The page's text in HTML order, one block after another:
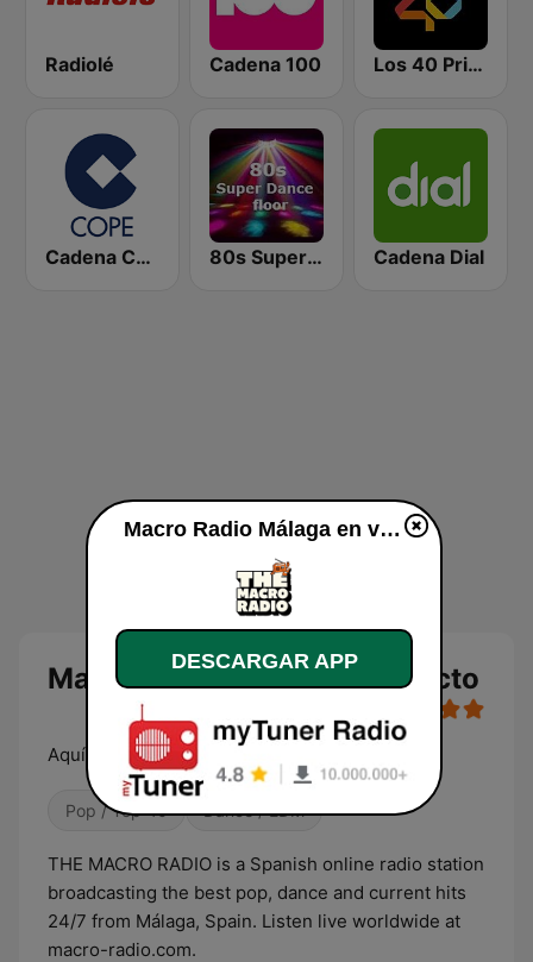
Radiolé Cadena 100 Los 40 Principales
Cadena COPE 80s Super Dance Floor Cadena Dial
Macro Radio Málaga en directo
Aquí se canta y se baila
Pop / Top 40 Dance / EDM
THE MACRO RADIO is a Spanish online radio station
broadcasting the best pop, dance and current hits
24/7 from Málaga, Spain. Listen live worldwide at
macro-radio.com.
Macro Radio Málaga en vivo
DESCARGAR APP